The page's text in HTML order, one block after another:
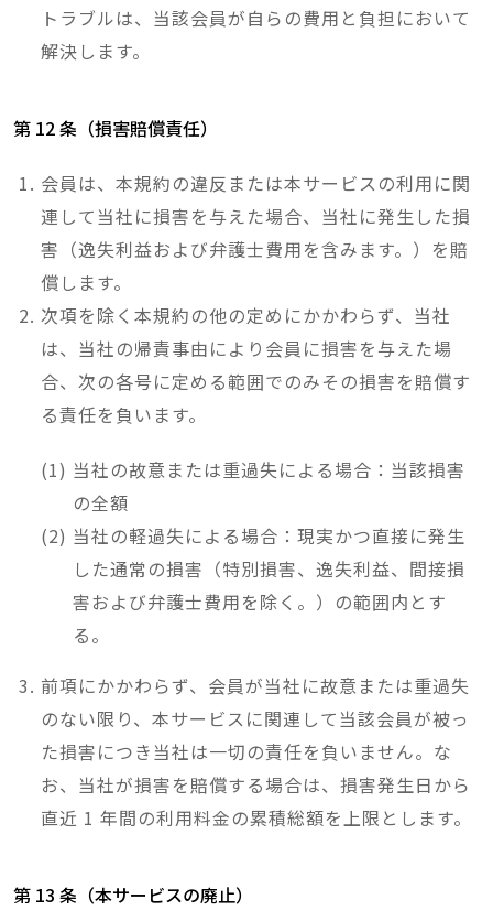
トラブルは、当該会員が自らの費用と負担において
解決します。
第 12 条（損害賠償責任）
会員は、本規約の違反または本サービスの利用に関
連して当社に損害を与えた場合、当社に発生した損
害（逸失利益および弁護士費用を含みます。）を賠
償します。
次項を除く本規約の他の定めにかかわらず、当社
は、当社の帰責事由により会員に損害を与えた場
合、次の各号に定める範囲でのみその損害を賠償す
る責任を負います。
当社の故意または重過失による場合：当該損害
の全額
当社の軽過失による場合：現実かつ直接に発生
した通常の損害（特別損害、逸失利益、間接損
害および弁護士費用を除く。）の範囲内とす
る。
前項にかかわらず、会員が当社に故意または重過失
のない限り、本サービスに関連して当該会員が被っ
た損害につき当社は一切の責任を負いません。な
お、当社が損害を賠償する場合は、損害発生日から
直近 1 年間の利用料金の累積総額を上限とします。
第 13 条（本サービスの廃止）